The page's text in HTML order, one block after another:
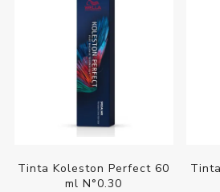
Tinta Koleston Perfect 60
ml N°0.30